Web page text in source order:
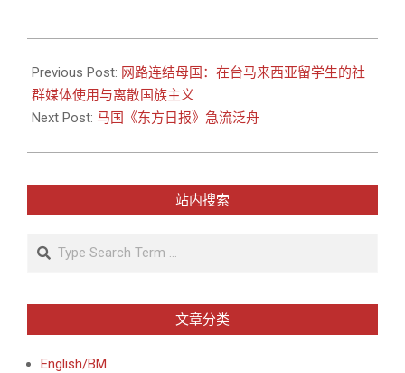
03-
02
Previous Post: 网路连结母国：在台马来西亚留学生的社
群媒体使用与离散国族主义
Next Post: 马国《东方日报》急流泛舟
站内搜索
Search
文章分类
English/BM